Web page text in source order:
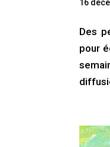
16
Des
pour